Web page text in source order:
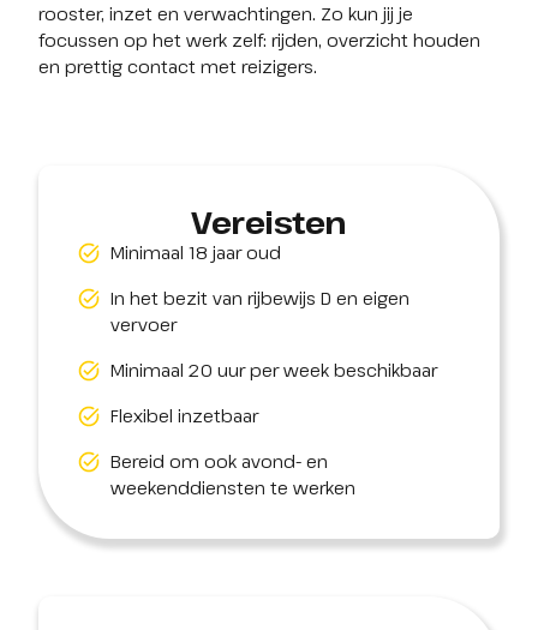
rooster, inzet en verwachtingen. Zo kun jij je
focussen op het werk zelf: rijden, overzicht houden
en prettig contact met reizigers.
Vereisten
Minimaal 18 jaar oud
In het bezit van rijbewijs D en eigen
vervoer
Minimaal 20 uur per week beschikbaar
Flexibel inzetbaar
Bereid om ook avond- en
weekenddiensten te werken